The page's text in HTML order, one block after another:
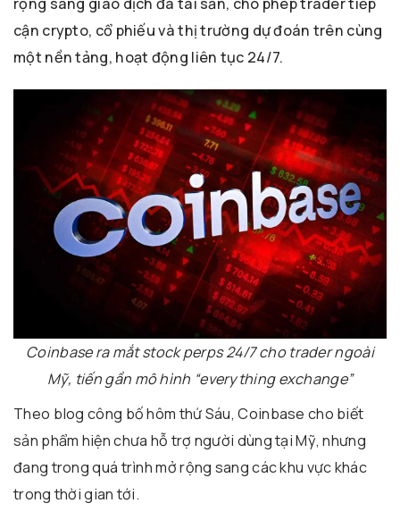
cận crypto, cổ phiếu và thị trường dự đoán trên cùng
một nền tảng, hoạt động liên tục 24/7.
Coinbase ra mắt stock perps 24/7 cho trader ngoài
Mỹ, tiến gần mô hình “everything exchange”
Theo blog công bố hôm thứ Sáu, Coinbase cho biết
sản phẩm hiện chưa hỗ trợ người dùng tại Mỹ, nhưng
đang trong quá trình mở rộng sang các khu vực khác
trong thời gian tới.